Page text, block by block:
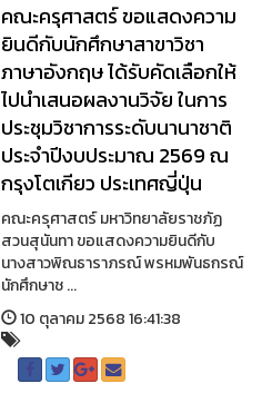
คณะครุศาสตร์ ขอแสดงความ
ยินดีกับนักศึกษาสาขาวิชา
ภาษาอังกฤษ ได้รับคัดเลือกให้
ไปนำเสนอผลงานวิจัย ในการ
ประชุมวิชาการระดับนานาชาติ
ประจำปีงบประมาณ 2569 ณ
กรุงโตเกียว ประเทศญี่ปุ่น
คณะครุศาสตร์ มหาวิทยาลัยราชภัฏ
สวนสุนันทา ขอแสดงความยินดีกับ
นางสาวพิณธาราภรณ์ พรหมพันธกรณ์
นักศึกษาช ...
10 ตุลาคม 2568 16:41:38